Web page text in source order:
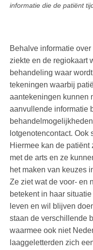
informatie die de patiënt
Behalve informatie
ziekte en de regiokaart
behandeling waar
tekeningen waarbij
aantekeningen kunnen
aanvullende informatie
lotgenotencontact. Ook
Hiermee kan de
met de arts en ze
het maken van keuzes
Ze ziet wat de voor- en
betekent in haar
leven en wil blijven
staan de verschillende
waarmee ook niet
laaggeletterden zich